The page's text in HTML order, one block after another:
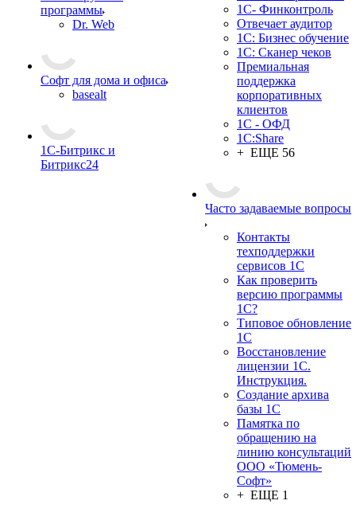
программы
Dr. Web
Софт для дома и офиса
basealt
1С-Битрикс и
Битрикс24
1С- Финконтроль
Отвечает аудитор
1С: Бизнес обучение
1С: Сканер чеков
Премиальная
поддержка
корпоративных
клиентов
1С - ОФД
1С:Share
+ ЕЩЕ 56
Часто задаваемые вопросы
Контакты
техподдержки
сервисов 1С
Как проверить
версию программы
1С?
Типовое обновление
1С
Восстановление
лицензии 1С.
Инструкция.
Создание архива
базы 1С
Памятка по
обращению на
линию консультаций
ООО «Тюмень-
Софт»
+ ЕЩЕ 1